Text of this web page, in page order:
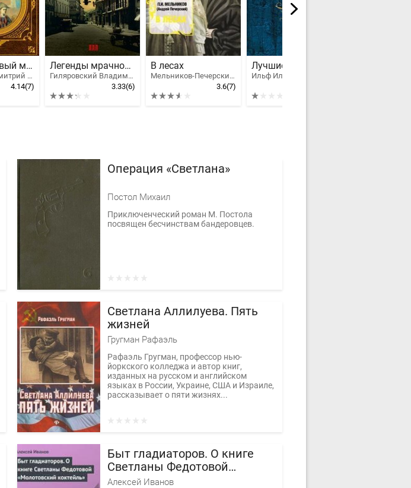
Гуттаперчевый мальчик
Григорович Дмитрий Васильевич
4.14(7)
Легенды мрачной Москвы
Гиляровский Владимир
3.33(6)
В лесах
Мельников-Печерский Павел Иванович
3.6(7)
Операция «Светлана»
Постол Михаил
Приключенческий роман М. Постола
посвящен бесчинствам бандеровцев.
Светлана Аллилуева. Пять
жизней
Гругман Рафаэль
Рафаэль Гругман, профессор нью-
йоркского колледжа и автор книг,
изданных на русском и английском
языках в России, Украине, США и Израиле,
рассказывает о пяти жизнях...
Быт гладиаторов. О книге
Светланы Федотовой
«Молотовский коктейль»
Алексей Иванов